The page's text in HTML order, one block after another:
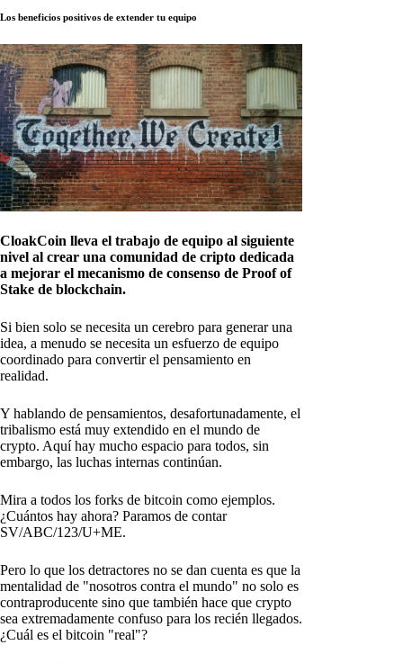
Los beneficios positivos de extender tu equipo
CloakCoin lleva el trabajo de equipo al siguiente
nivel al crear una comunidad de cripto dedicada
a mejorar el mecanismo de consenso de Proof of
Stake de blockchain.
Si bien solo se necesita un cerebro para generar una
idea, a menudo se necesita un esfuerzo de equipo
coordinado para convertir el pensamiento en
realidad.
Y hablando de pensamientos, desafortunadamente, el
tribalismo está muy extendido en el mundo de
crypto. Aquí hay mucho espacio para todos, sin
embargo, las luchas internas continúan.
Mira a todos los forks de bitcoin como ejemplos.
¿Cuántos hay ahora? Paramos de contar
SV/ABC/123/U+ME.
Pero lo que los detractores no se dan cuenta es que la
mentalidad de "nosotros contra el mundo" no solo es
contraproducente sino que también hace que crypto
sea extremadamente confuso para los recién llegados.
¿Cuál es el bitcoin "real"?